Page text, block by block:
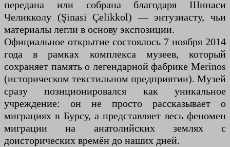
передана или собрана благодаря Шинаси
Челикколу (Şinasi Çelikkol) — энтузиасту, чьи
материалы легли в основу экспозиции.
Официальное открытие состоялось 7 ноября 2014
года в рамках комплекса музеев, который
сохраняет память о легендарной фабрике Merinos
(историческом текстильном предприятии). Музей
сразу позиционировался как уникальное
учреждение: он не просто рассказывает о
миграциях в Бурсу, а представляет весь феномен
миграции на анатолийских землях с
доисторических времён до наших дней.